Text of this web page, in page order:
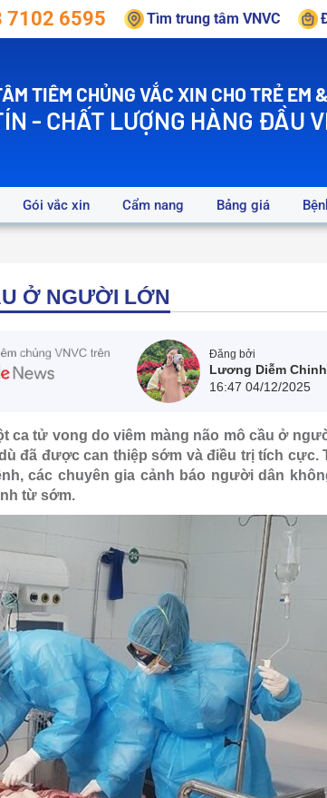
7102 6595 Tìm trung tâm VNVC
TIÊM CHỦNG VẮC XIN CHO TRẺ EM
- CHẤT LƯỢNG HÀNG ĐẦU
Gói vắc xin Cẩm nang Bảng giá
Ở NGƯỜI LỚN
Đăng bởi
Lương Diễm Chinh
16:47 04/12/2025
ca tử vong do viêm màng não mô cầu ở
đã được can thiệp sớm và điều trị tích cực.
các chuyên gia cảnh báo người dân
từ sớm.